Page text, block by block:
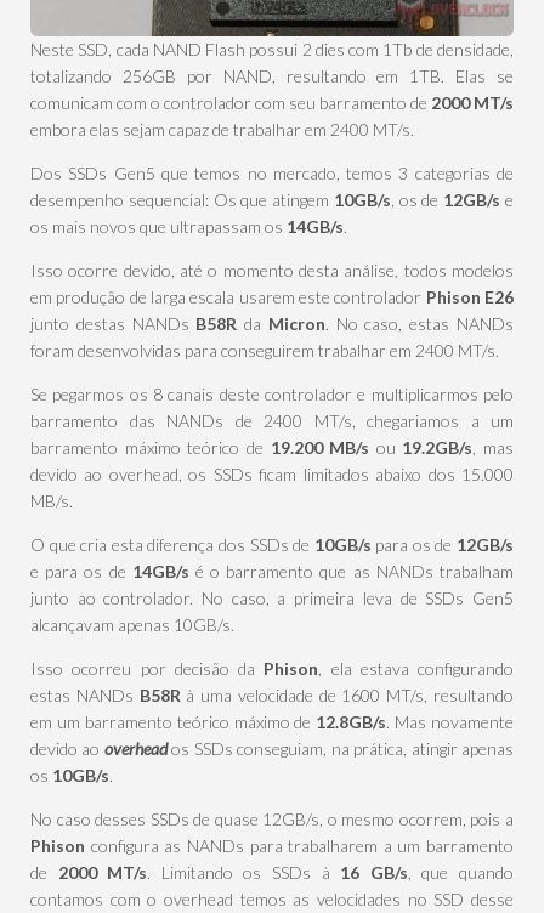
Neste SSD, cada NAND Flash possui 2 dies com 1Tb de densidade,
totalizando 256GB por NAND, resultando em 1TB. Elas se
comunicam com o controlador com seu barramento de 2000 MT/s
embora elas sejam capaz de trabalhar em 2400 MT/s.
Dos SSDs Gen5 que temos no mercado, temos 3 categorias de
desempenho sequencial: Os que atingem 10GB/s , os de 12GB/s e
os mais novos que ultrapassam os 14GB/s.
Isso ocorre devido, até o momento desta análise, todos modelos
em produção de larga escala usarem este controlador Phison E26
junto destas NANDs B58R da Micron. No caso, estas NANDs
foram desenvolvidas para conseguirem trabalhar em 2400 MT/s.
Se pegarmos os 8 canais deste controlador e multiplicarmos pelo
barramento das NANDs de 2400 MT/s, chegariamos a um
barramento máximo teórico de 19.200 MB/s ou 19.2GB/s , mas
devido ao overhead, os SSDs ficam limitados abaixo dos 15.000
MB/s.
O que cria esta diferença dos SSDs de 10GB/s para os de 12GB/s
e para os de 14GB/s é o barramento que as NANDs trabalham
junto ao controlador. No caso, a primeira leva de SSDs Gen5
alcançavam apenas 10GB/s.
Isso ocorreu por decisão da Phison , ela estava configurando
estas NANDs B58R à uma velocidade de 1600 MT/s, resultando
em um barramento teórico máximo de 12.8GB/s. Mas novamente
devido ao overheados SSDs conseguiam, na prática, atingir apenas
os 10GB/s.
No caso desses SSDs de quase 12GB/s, o mesmo ocorrem, pois a
Phison configura as NANDs para trabalharem a um barramento
de 2000 MT/s. Limitando os SSDs à 16 GB/s , que quando
contamos com o overhead temos as velocidades no SSD desse